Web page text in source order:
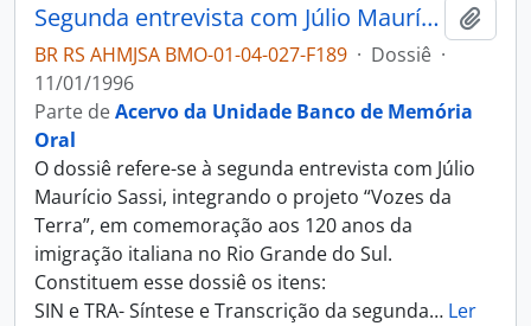
Segunda entrevista com Júlio Maurício Sassi
BR RS AHMJSA BMO-01-04-027-F189 · Dossiê ·
11/01/1996
Parte deAcervo da Unidade Banco de Memória
Oral
O dossiê refere-se à segunda entrevista com Júlio
Maurício Sassi, integrando o projeto “Vozes da
Terra”, em comemoração aos 120 anos da
imigração italiana no Rio Grande do Sul.
Constituem esse dossiê os itens:
SIN e TRA- Síntese e Transcrição da segunda… Ler